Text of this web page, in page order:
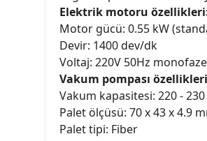
Elektrik motoru
Motor gücü: 0.55 kW
Devir: 1400 dev/dk
Voltaj: 220V 50Hz
Vakum pompası
Vakum kapasitesi: 220 -
Palet ölçüsü: 70 x 43 x 4.9
Palet tipi: Fiber